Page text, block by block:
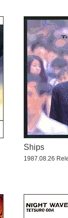
Ships
1987.08.26